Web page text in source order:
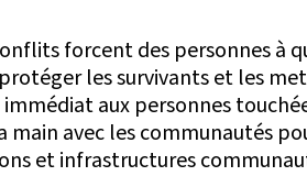
forcent des personnes à
les survivants et les
aux personnes
avec les communautés
et infrastructures